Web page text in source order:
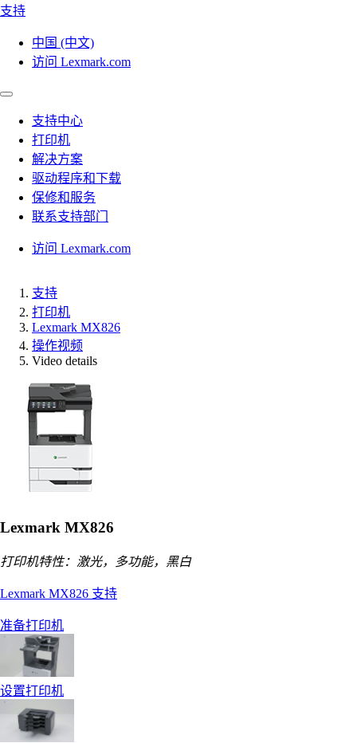
支持
中国 (中文)
访问 Lexmark.com
支持中心
打印机
解决方案
驱动程序和下载
保修和服务
联系支持部门
访问 Lexmark.com
支持
打印机
Lexmark MX826
操作视频
Video details
Lexmark MX826
打印机特性：激光，多功能，黑白
Lexmark MX826 支持
准备打印机
设置打印机